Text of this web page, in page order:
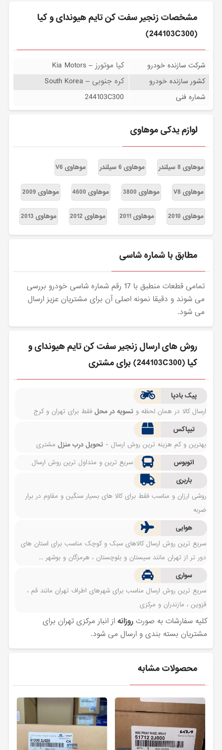
مشخصات زنجير سفت كن تایم هیوندای و کیا
(244103C300)
شرکت سازنده خودرو کیا موتورز – Kia Motors
کشور سازنده خودرو کره جنوبی – South Korea
شماره فنی 244103C300
لوازم یدکی موهاوی
موهاوی 8 سیلندر موهاوی 6 سیلندر موهاوی V6
موهاوی V8 موهاوی 3800 موهاوی 4600 موهاوی 2009
موهاوی 2010 موهاوی 2011 موهاوی 2012 موهاوی 2013
مطابق با شماره شاسی
تمامی قطعات منطبق با 17 رقم شماره شاسی خودرو بررسی
می شوند و دقیقا نمونه اصلی آن برای مشتریان عزیز ارسال
می شود.
روش های ارسال زنجير سفت كن تایم هیوندای و
کیا (244103C300) برای مشتری
پیک بادپا
ارسال کالا در همان لحظه وتسویه در محل فقط برای تهران و کرج
تیپاکس
بهترین و کم هزینه ترین روش ارسال -تحویل درب منزل مشتری
اتوبوس
سریع ترین و متداول ترین روش ارسال
باربری
روشی ارزان و مناسب فقط برای کالا های بسیار سنگین و مقاوم در برار
ضربه
هوایی
سریع ترین روش ارسال کالاهای سبک و کوچک مناسب برای استان های
دور تر از تهران مانند سیستان و بلوچستان ، هرمزگان و بوشهر ...
سواری
سریع ترین روش ارسال مناسب برای شهرهای اطراف تهران مانند قم ،
قزوین ، مازندران و مرکزی
کلیه سفارشات به صورتروزانه از انبار مرکزی تهران برای
مشتریان بسته بندی و ارسال می شود.
محصولات مشابه